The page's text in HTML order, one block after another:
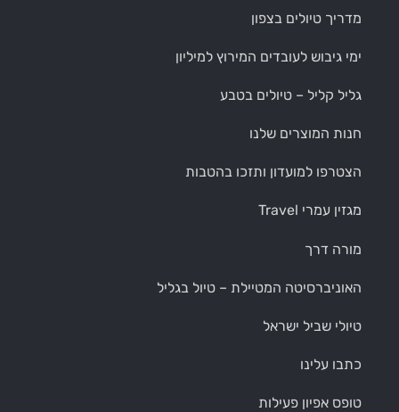
מדריך טיולים בצפון
ימי גיבוש לעובדים המירוץ למיליון
גליל קליל – טיולים בטבע
חנות המוצרים שלנו
הצטרפו למועדון ותזכו בהטבות
מגזין עמרי Travel
מורה דרך
האוניברסיטה המטיילת – טיול בגליל
טיולי שביל ישראל
כתבו עלינו
טופס אפיון פעילות